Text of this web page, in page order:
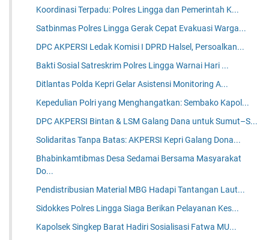
Koordinasi Terpadu: Polres Lingga dan Pemerintah K...
Satbinmas Polres Lingga Gerak Cepat Evakuasi Warga...
DPC AKPERSI Ledak Komisi I DPRD Halsel, Persoalkan...
Bakti Sosial Satreskrim Polres Lingga Warnai Hari ...
Ditlantas Polda Kepri Gelar Asistensi Monitoring A...
Kepedulian Polri yang Menghangatkan: Sembako Kapol...
DPC AKPERSI Bintan & LSM Galang Dana untuk Sumut–S...
Solidaritas Tanpa Batas: AKPERSI Kepri Galang Dona...
Bhabinkamtibmas Desa Sedamai Bersama Masyarakat
Do...
Pendistribusian Material MBG Hadapi Tantangan Laut...
Sidokkes Polres Lingga Siaga Berikan Pelayanan Kes...
Kapolsek Singkep Barat Hadiri Sosialisasi Fatwa MU...